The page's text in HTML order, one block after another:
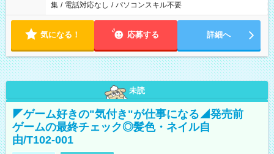
集 / 電話対応なし / パソコンスキル不要
気になる！ 応募する 詳細へ
未読
◤ゲーム好きの"気付き"が仕事になる◢発売前
ゲームの最終チェック◎髪色・ネイル自
由/T102-001